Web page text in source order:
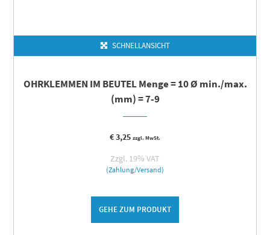
SCHNELLANSICHT
OHRKLEMMEN IM BEUTEL Menge = 10 Ø min./max.
(mm) = 7-9
€3,25 zzgl. MwSt.
Zzgl. 19% VAT
(Zahlung/Versand)
GEHE ZUM PRODUKT